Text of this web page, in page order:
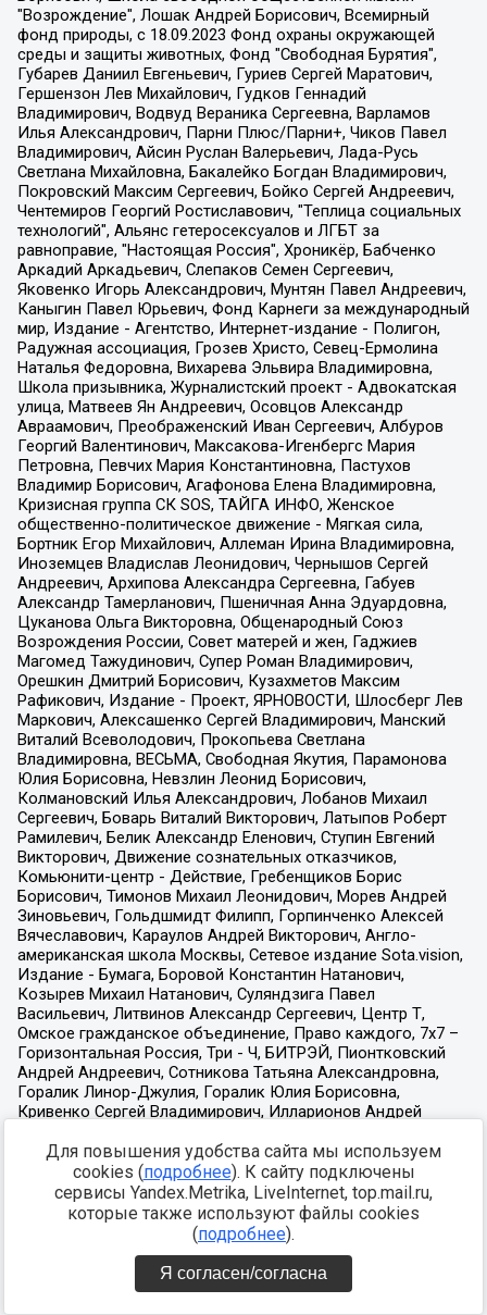
Для повышения удобства сайта мы используем
cookies (подробнее). К сайту подключены
сервисы Yandex.Metrika, LiveInternet, top.mail.ru,
которые также используют файлы cookies
(подробнее).
Я согласен/согласна